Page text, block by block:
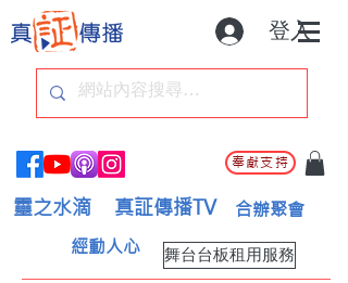
登入
奉獻支持
靈之水滴 真証傳播TV 合辦聚會
舞台台板租用服務
經動人心